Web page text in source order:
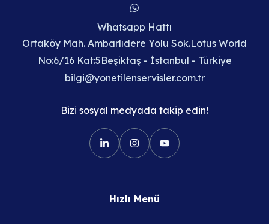
Whatsapp Hattı
Ortaköy Mah. Ambarlıdere Yolu Sok.Lotus World
No:6/16 Kat:5Beşiktaş - İstanbul - Türkiye
bilgi@yonetilenservisler.com.tr
Bizi sosyal medyada takip edin!
Hızlı Menü